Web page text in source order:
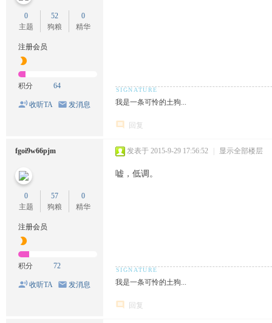
0
主题
52
狗粮
0
精华
注册会员
积分 64
收听TA 发消息 我是一条可怜的土狗...
回复
fgoi9w66pjm
0
主题
57
狗粮
0
精华
注册会员
积分 72
收听TA 发消息
发表于 2015-9-29 17:56:52 | 显示全部楼层
嘘，低调。
我是一条可怜的土狗...
回复